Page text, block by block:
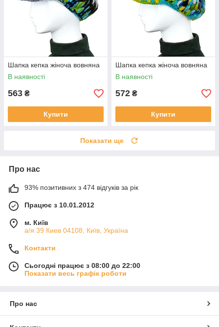
Шапка кепка жіноча вовняна
В наявності
563 ₴
Купити
Шапка кепка жіноча вовняна
В наявності
572 ₴
Купити
Показати ще
Про нас
93% позитивних з 474 відгуків за рік
Працює з 10.01.2012
м. Київ
а/я 39 Киев 04108, Київ, Україна
Контакти
Сьогодні працює з 08:00 до 22:00
Показати весь графік роботи
Про нас